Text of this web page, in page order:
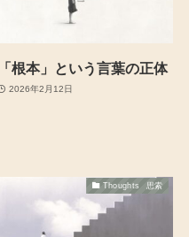
「根本」という言葉の正体
2026年2月12日
Thoughts 思索